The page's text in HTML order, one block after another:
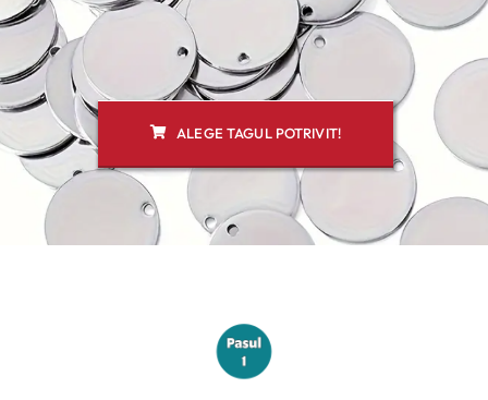
ALEGE TAGUL POTRIVIT!